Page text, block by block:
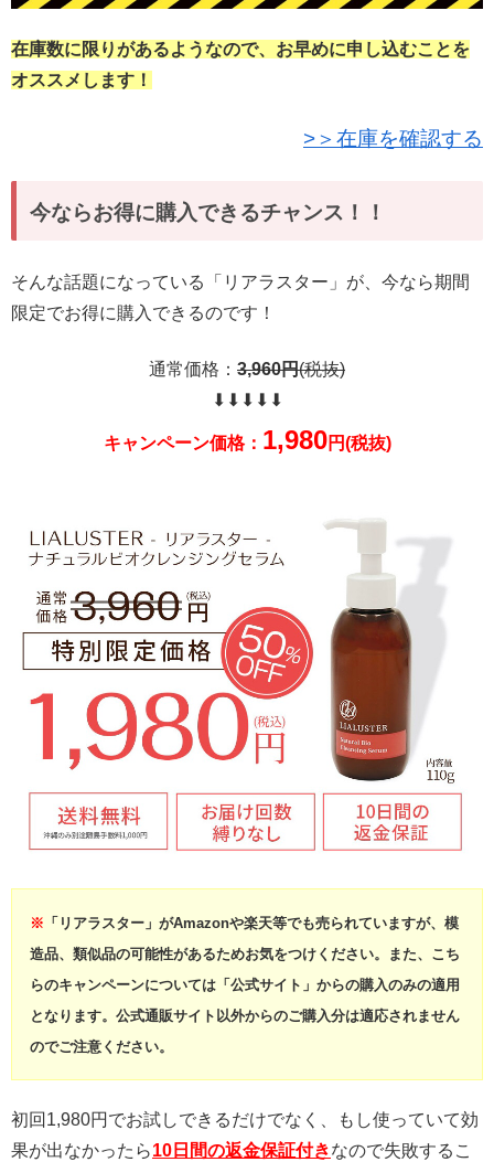
在庫数に限りがあるようなので、お早めに申し込むことを
オススメします！
>＞在庫を確認する
今ならお得に購入できるチャンス！！
そんな話題になっている「リアラスター」が、今なら期間
限定でお得に購入できるのです！
通常価格： 3,960円(税抜)
⬇︎⬇︎⬇︎⬇︎⬇︎
キャンペーン価格： 1,980円(税抜)
※ 「リアラスター」がAmazonや楽天等でも売られていますが、模
造品、類似品の可能性があるためお気をつけください。また、こち
らのキャンペーンについては「公式サイト」からの購入のみの適用
となります。公式通販サイト以外からのご購入分は適応されません
のでご注意ください。
初回1,980円でお試しできるだけでなく、もし使っていて効
果が出なかったら10日間の返金保証付きなので失敗するこ